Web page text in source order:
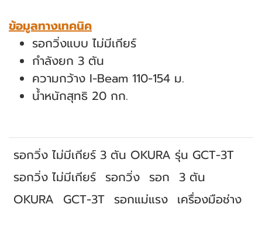
ข้อมูลทางเทคนิค
รอกวิ่งแบบ ไม่มีเกียร์
กำลังยก 3 ตัน
ความกว้าง I-Beam 110-154 ม.
น้ำหนักสุทธิ 20 กก.
รอกวิ่ง ไม่มีเกียร์ 3 ตัน OKURA รุ่น GCT-3T
รอกวิ่ง ไม่มีเกียร์ รอกวิ่ง รอก 3 ตัน
OKURA GCT-3T รอกแม่แรง เครื่องมือช่าง